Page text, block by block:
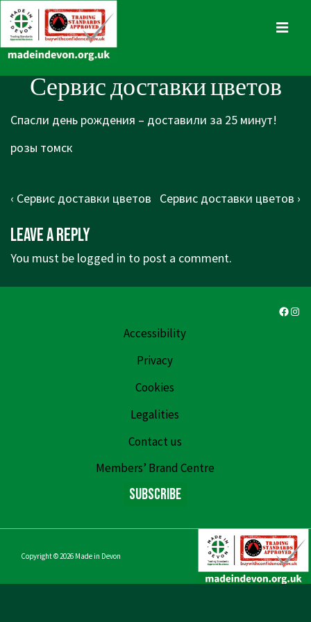
Skip
to
Content
Main
Navigation
Сервис доставки цветов
Спасли день рождения – доставили за 25 минут!
розы томск
Post
Previous
is
‹ Сервис доставки цветов
Next
Сервис доставки цветов ›
Leave a Reply
You must be logged in to post a comment.
Accessibility
Privacy
Cookies
Legalities
Contact us
Members’ Brand Centre
Subscribe
Copyright © 2026 Made in Devon